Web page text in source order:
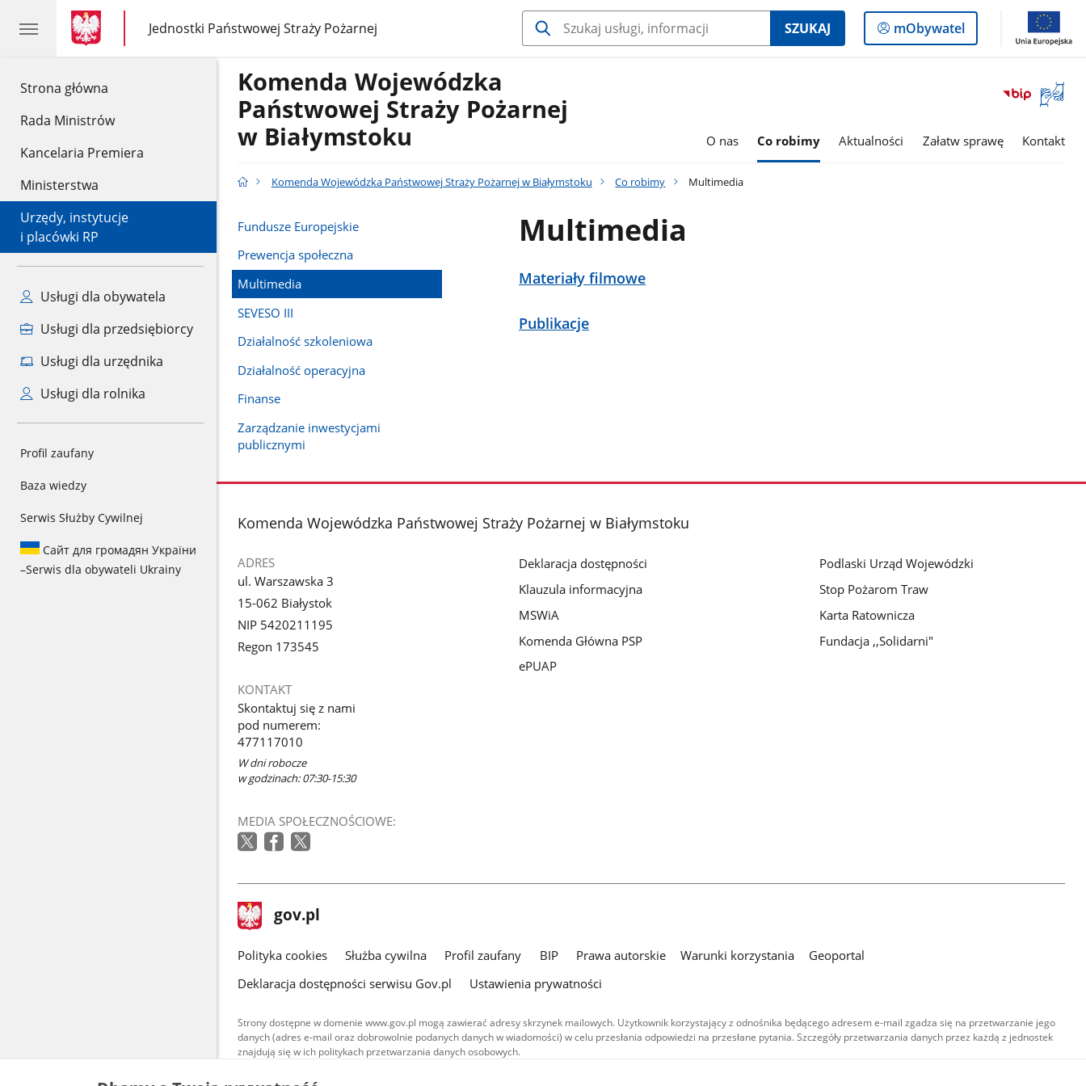
Strona główna
Rada Ministrów
Kancelaria Premiera
Ministerstwa
Urzędy, instytucje
i placówki RP
Usługi dla obywatela
Usługi dla przedsiębiorcy
Usługi dla urzędnika
Usługi dla rolnika
Profil zaufany
Baza wiedzy
Serwis Służby Cywilnej
Сайт для громадян України
–Serwis dla obywateli Ukrainy
gov.pl
gov.pl
Jednostki Państwowej Straży Pożarnej
gov.pl
Jednostki
Państwowej
SZUKAJ
Logowanie
do
mObywatel
Otwórz
okno
Komenda Wojewódzka
Państwowej Straży Pożarnej
w Białymstoku
O nas Co robimy Aktualności Załatw sprawę Kontakt
Komenda Wojewódzka Państwowej Straży Pożarnej w Białymstoku Co robimy Multimedia
Fundusze Europejskie
Prewencja społeczna
Multimedia
SEVESO III
Działalność szkoleniowa
Działalność operacyjna
Finanse
Zarządzanie inwestycjami
publicznymi
Multimedia
Materiały filmowe
Publikacje
stopka
Komenda Wojewódzka Państwowej Straży Pożarnej w Białymstoku
ADRES
ul. Warszawska 3
15-062 Białystok
NIP 5420211195
Regon 173545
KONTAKT
Skontaktuj się z nami
pod numerem:
477117010
W dni robocze
w godzinach: 07:30-15:30
MEDIA SPOŁECZNOŚCIOWE:
Deklaracja dostępności
Klauzula informacyjna
MSWiA
Komenda Główna PSP
ePUAP
Podlaski Urząd Wojewódzki
Stop Pożarom Traw
Karta Ratownicza
Fundacja ,,Solidarni"
stopka
gov.pl Strona
gov.pl
gov.pl
Polityka cookies Służba cywilna Profil zaufany BIP Prawa autorskie Warunki korzystania
Geoportal
Deklaracja dostępności serwisu Gov.pl
Ustawienia prywatności
Strony dostępne w domenie www.gov.pl mogą zawierać adresy skrzynek mailowych. Użytkownik korzystający z odnośnika będącego adresem e-mail zgadza się na przetwarzanie jego
danych (adres e-mail oraz dobrowolnie podanych danych w wiadomości) w celu przesłania odpowiedzi na przesłane pytania. Szczegóły przetwarzania danych przez każdą z jednostek
znajdują się w ich politykach przetwarzania danych osobowych.
Treści tekstowe publikowane w serwisie (z wyłączeniem treści audiowizualnych), są